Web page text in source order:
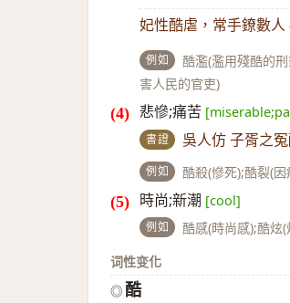
妃性酷虐，常手鐐數人
例如
酷濫(濫用殘酷的
害人民的官吏)
悲慘;痛苦
書證 吳人仿 子胥之
例如 酷殺(慘死);酷裂(
時尚;新潮 [cool]
例如
酷感(時尚感);酷炫
词性变化
◎ 酷